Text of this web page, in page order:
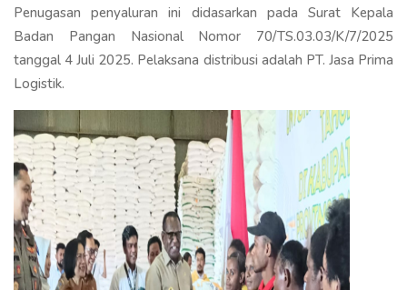
Penugasan penyaluran ini didasarkan pada Surat Kepala
Badan Pangan Nasional Nomor 70/TS.03.03/K/7/2025
tanggal 4 Juli 2025. Pelaksana distribusi adalah PT. Jasa Prima
Logistik.